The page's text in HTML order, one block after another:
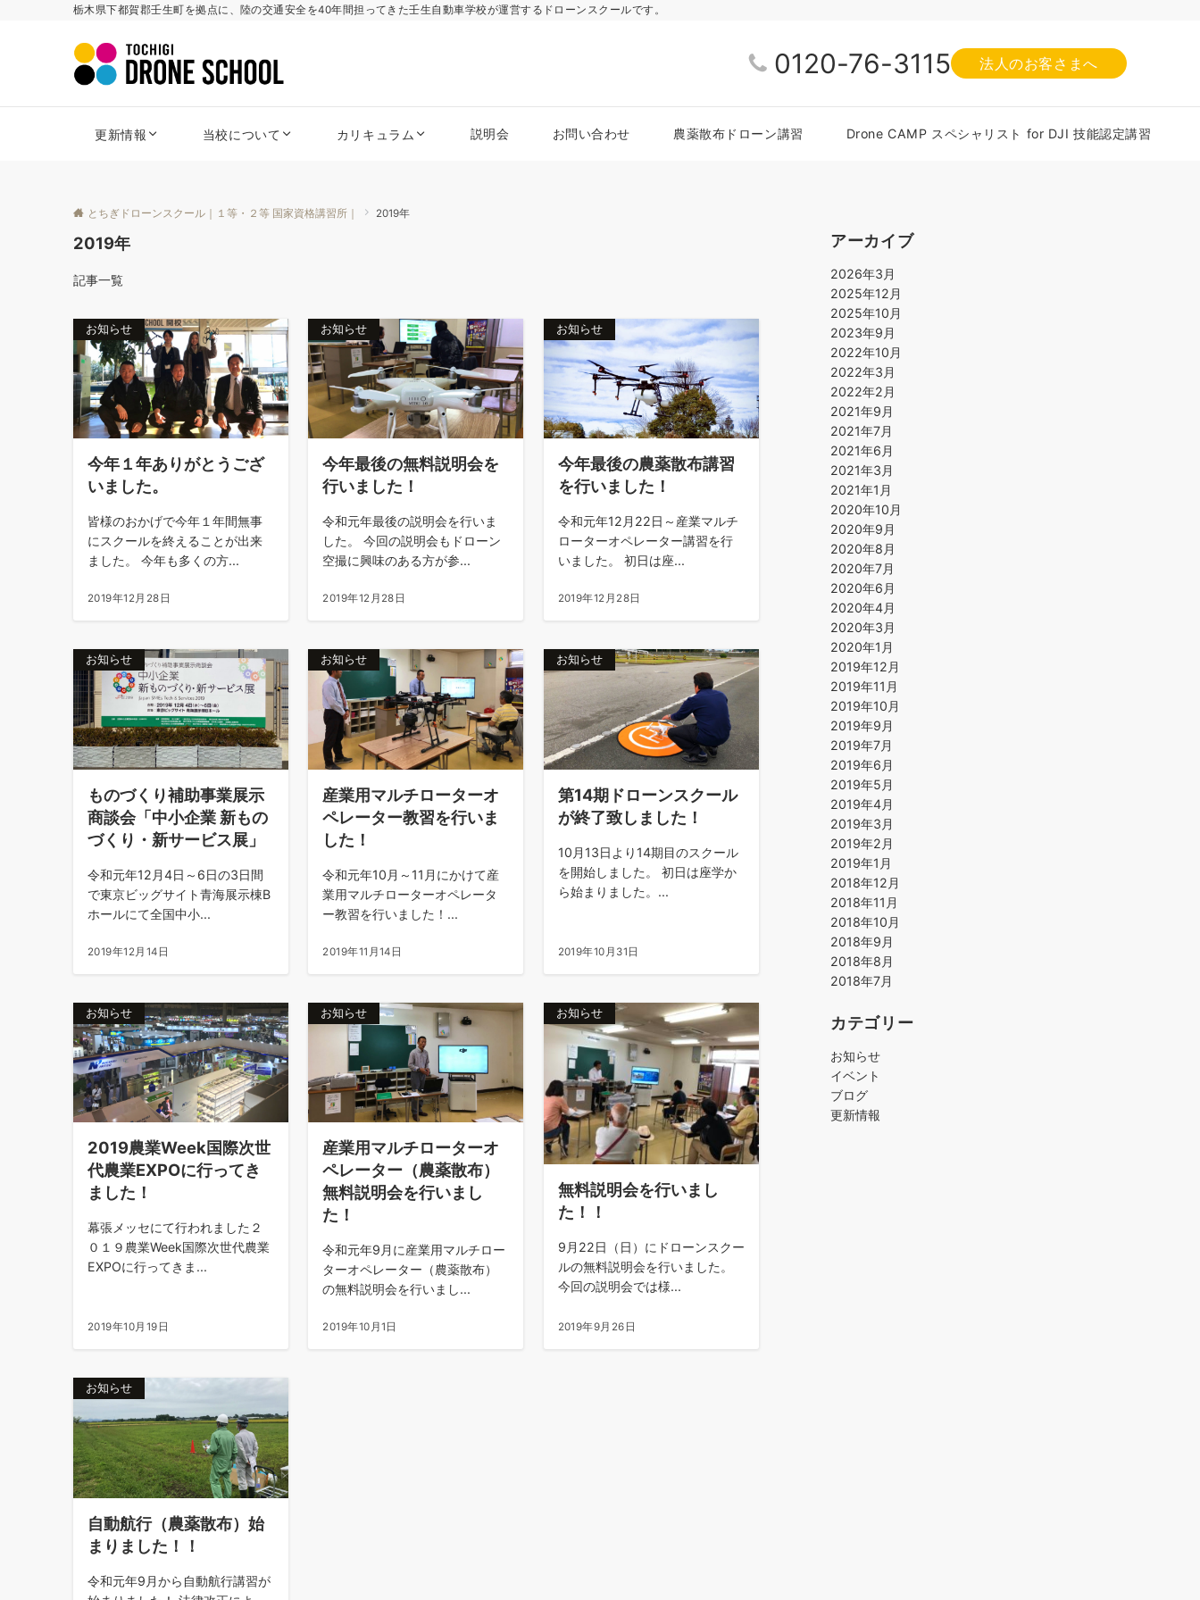
栃木県下都賀郡壬生町を拠点に、陸の交通安全を40年間担ってきた壬生自動車学校が運営するドローンスクールです。
0120-76-3115 法人のお客さまへ
更新情報 当校について カリキュラム 説明会 お問い合わせ 農薬散布ドローン講習 Drone CAMP スペシャリスト for DJI 技能認定講習
とちぎドローンスクール｜１等・２等 国家資格講習所｜ 2019年
2019年
記事一覧
お知らせ
今年１年ありがとうござ
いました。
皆様のおかげで今年１年間無事
にスクールを終えることが出来
ました。 今年も多くの方...
2019年12月28日
お知らせ
今年最後の無料説明会を
行いました！
令和元年最後の説明会を行いま
した。 今回の説明会もドローン
空撮に興味のある方が参...
2019年12月28日
お知らせ
今年最後の農薬散布講習
を行いました！
令和元年12月22日～産業マルチ
ローターオペレーター講習を行
いました。 初日は座...
2019年12月28日
お知らせ
ものづくり補助事業展示
商談会「中小企業 新もの
づくり・新サービス展」
令和元年12月4日～6日の3日間
で東京ビッグサイト青海展示棟B
ホールにて全国中小...
2019年12月14日
お知らせ
産業用マルチローターオ
ペレーター教習を行いま
した！
令和元年10月～11月にかけて産
業用マルチローターオペレータ
ー教習を行いました！...
2019年11月14日
お知らせ
第14期ドローンスクール
が終了致しました！
10月13日より14期目のスクール
を開始しました。 初日は座学か
ら始まりました。...
2019年10月31日
お知らせ
2019農業Week国際次世
代農業EXPOに行ってき
ました！
幕張メッセにて行われました２
０１９農業Week国際次世代農業
EXPOに行ってきま...
2019年10月19日
お知らせ
産業用マルチローターオ
ペレーター（農薬散布）
無料説明会を行いまし
た！
令和元年9月に産業用マルチロー
ターオペレーター（農薬散布）
の無料説明会を行いまし...
2019年10月1日
お知らせ
無料説明会を行いまし
た！！
9月22日（日）にドローンスクー
ルの無料説明会を行いました。
今回の説明会では様...
2019年9月26日
お知らせ
自動航行（農薬散布）始
まりました！！
令和元年9月から自動航行講習が
アーカイブ
2026年3月
2025年12月
2025年10月
2023年9月
2022年10月
2022年3月
2022年2月
2021年9月
2021年7月
2021年6月
2021年3月
2021年1月
2020年10月
2020年9月
2020年8月
2020年7月
2020年6月
2020年4月
2020年3月
2020年1月
2019年12月
2019年11月
2019年10月
2019年9月
2019年7月
2019年6月
2019年5月
2019年4月
2019年3月
2019年2月
2019年1月
2018年12月
2018年11月
2018年10月
2018年9月
2018年8月
2018年7月
カテゴリー
お知らせ
イベント
ブログ
更新情報